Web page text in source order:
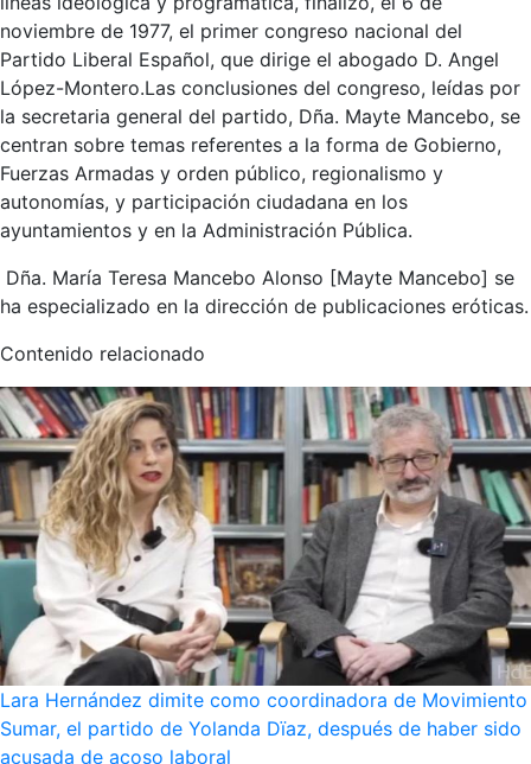
noviembre de 1977, el primer congreso nacional del
Partido Liberal Español, que dirige el abogado D. Angel
López-Montero.Las conclusiones del congreso, leídas por
la secretaria general del partido, Dña. Mayte Mancebo, se
centran sobre temas referentes a la forma de Gobierno,
Fuerzas Armadas y orden público, regionalismo y
autonomías, y participación ciudadana en los
ayuntamientos y en la Administración Pública.
Dña. María Teresa Mancebo Alonso [Mayte Mancebo] se
ha especializado en la dirección de publicaciones eróticas.
Contenido relacionado
Lara Hernández dimite como coordinadora de Movimiento
Sumar, el partido de Yolanda Dïaz, después de haber sido
acusada de acoso laboral